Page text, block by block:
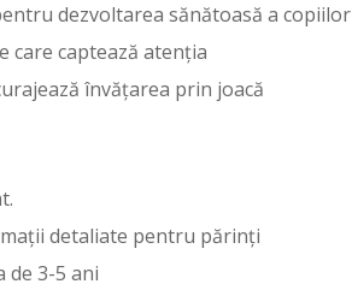
dezvoltarea sănătoasă a copiilor
care captează atenția
învățarea prin joacă
detaliate pentru părinți
de 3-5 ani